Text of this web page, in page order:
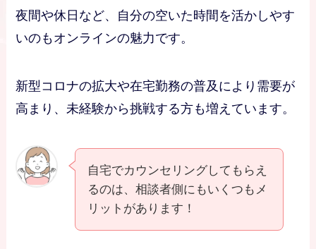
夜間や休日など、自分の空いた時間を活かしやす
いのもオンラインの魅力です。
新型コロナの拡大や在宅勤務の普及により需要が
高まり、未経験から挑戦する方も増えています。
自宅でカウンセリングしてもらえ
るのは、相談者側にもいくつもメ
リットがあります！